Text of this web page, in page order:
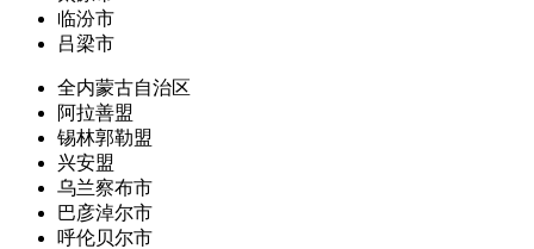
临汾市
吕梁市
全内蒙古自治区
阿拉善盟
锡林郭勒盟
兴安盟
乌兰察布市
巴彦淖尔市
呼伦贝尔市